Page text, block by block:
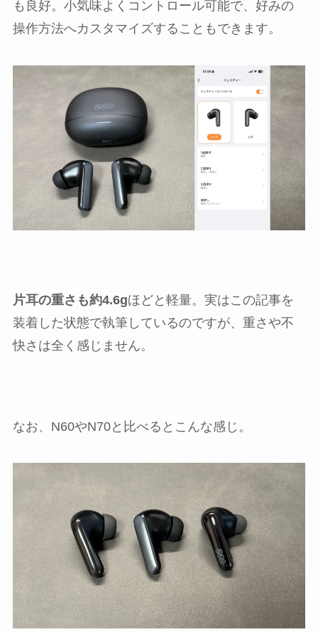
も良好。小気味よくコントロール可能で、好みの
操作方法へカスタマイズすることもできます。
片耳の重さも約4.6gほどと軽量。実はこの記事を
装着した状態で執筆しているのですが、重さや不
快さは全く感じません。
なお、N60やN70と比べるとこんな感じ。